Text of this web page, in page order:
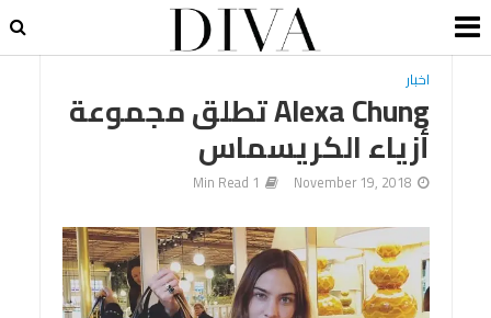
اخبار
Alexa Chung تطلق مجموعة
أزياء الكريسماس
November 19, 2018
1 Min Read